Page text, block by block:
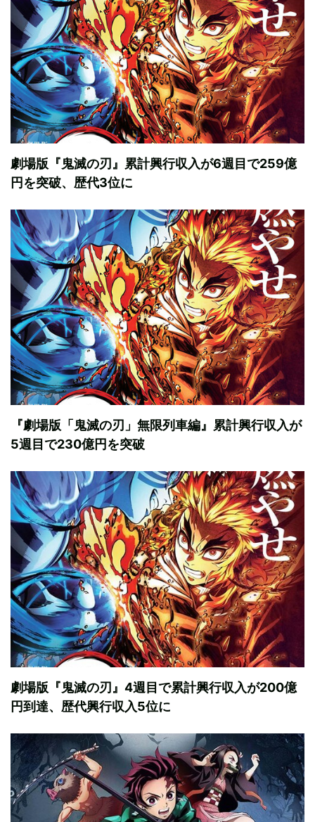
劇場版『鬼滅の刃』累計興行収入が6週目で259億
円を突破、歴代3位に
『劇場版「鬼滅の刃」無限列車編』累計興行収入が
5週目で230億円を突破
劇場版『鬼滅の刃』4週目で累計興行収入が200億
円到達、歴代興行収入5位に